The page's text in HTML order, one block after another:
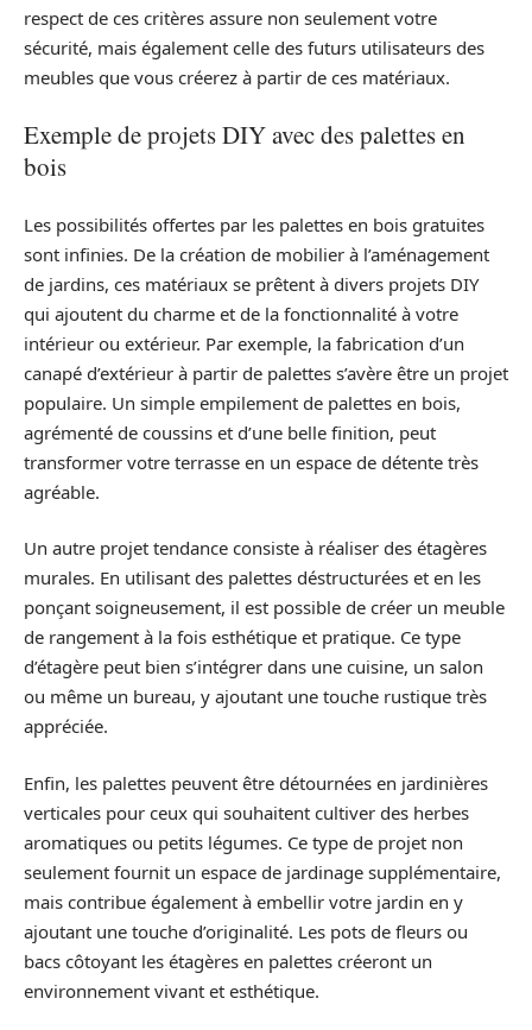
respect de ces critères assure non seulement votre
sécurité, mais également celle des futurs utilisateurs des
meubles que vous créerez à partir de ces matériaux.
Exemple de projets DIY avec des palettes en
bois
Les possibilités offertes par les palettes en bois gratuites
sont infinies. De la création de mobilier à l’aménagement
de jardins, ces matériaux se prêtent à divers projets DIY
qui ajoutent du charme et de la fonctionnalité à votre
intérieur ou extérieur. Par exemple, la fabrication d’un
canapé d’extérieur à partir de palettes s’avère être un projet
populaire. Un simple empilement de palettes en bois,
agrémenté de coussins et d’une belle finition, peut
transformer votre terrasse en un espace de détente très
agréable.
Un autre projet tendance consiste à réaliser des étagères
murales. En utilisant des palettes déstructurées et en les
ponçant soigneusement, il est possible de créer un meuble
de rangement à la fois esthétique et pratique. Ce type
d’étagère peut bien s’intégrer dans une cuisine, un salon
ou même un bureau, y ajoutant une touche rustique très
appréciée.
Enfin, les palettes peuvent être détournées en jardinières
verticales pour ceux qui souhaitent cultiver des herbes
aromatiques ou petits légumes. Ce type de projet non
seulement fournit un espace de jardinage supplémentaire,
mais contribue également à embellir votre jardin en y
ajoutant une touche d’originalité. Les pots de fleurs ou
bacs côtoyant les étagères en palettes créeront un
environnement vivant et esthétique.